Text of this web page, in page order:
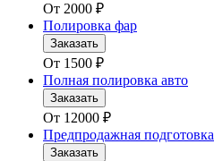
От 2000 ₽
Полировка фар
Заказать
От 1500 ₽
Полная полировка авто
Заказать
От 12000 ₽
Предпродажная подготовка
Заказать